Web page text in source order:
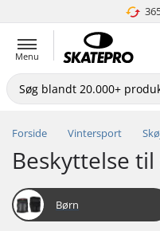
Menu
Forside Vintersport
Beskyttelse
Børn